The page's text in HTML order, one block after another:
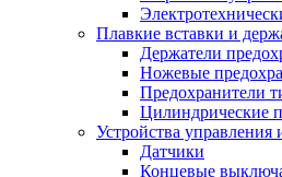
Плавкие вставки и
Держатели
Ножевые
Предохранители
Цилиндрические
Устройства управления
Датчики
Концевые